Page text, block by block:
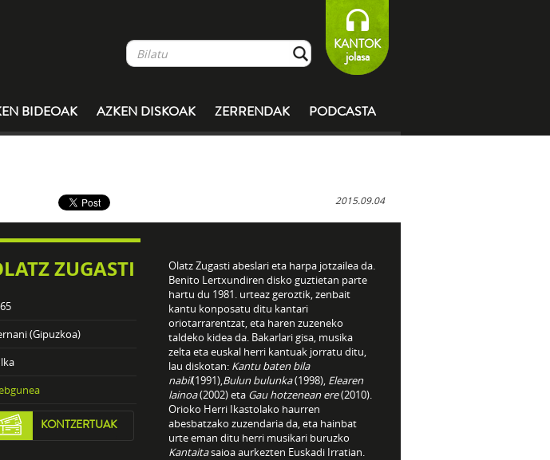
KANTOK
jolasa
BIDEOAK AZKEN DISKOAK ZERRENDAK PODCASTA
2015.09.04
ZUGASTI
(Gipuzkoa)
KONTZERTUAK
Olatz Zugasti abeslari eta harpa jotzailea da.
Benito Lertxundiren disko guztietan parte
hartu du 1981. urteaz geroztik, zenbait
kantu konposatu ditu kantari
oriotarrarentzat, eta haren zuzeneko
taldeko kidea da. Bakarlari gisa, musika
zelta eta euskal herri kantuak jorratu ditu,
lau diskotan: Kantu baten bila
nabil(1991),Bulun bulunka(1998), Elearen
lainoa(2002) eta Gau hotzenean ere(2010).
Orioko Herri Ikastolako haurren
abesbatzako zuzendaria da, eta hainbat
urte eman ditu herri musikari buruzko
Kantaitasaioa aurkezten Euskadi Irratian.